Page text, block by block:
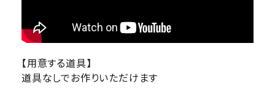
【用意する道具】
道具なしでお作りいただけます